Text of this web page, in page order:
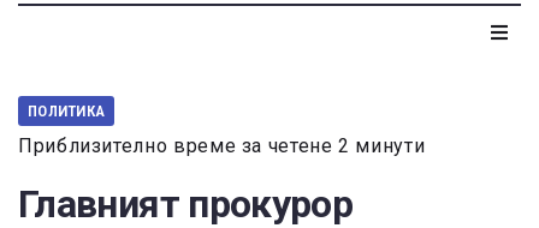
ПОЛИТИКА
Приблизително време за четене 2 минути
Главният прокурор